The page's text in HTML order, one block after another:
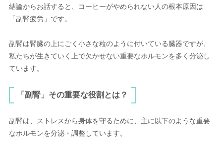
結論からお話すると、コーヒーがやめられない人の根本原因は
「副腎疲労」です。
副腎は腎臓の上にごく小さな粒のように付いている臓器ですが、
私たちが生きていく上で欠かせない重要なホルモンを多く分泌し
ています。
「副腎」その重要な役割とは？
副腎は、ストレスから身体を守るために、主に以下のような重要
なホルモンを分泌・調整しています。